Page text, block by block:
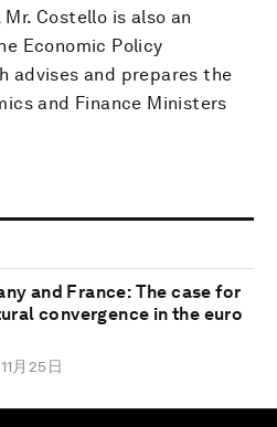
Costello is also an
Economic Policy
advises and prepares the
and Finance Ministers
and France: The case for
convergence in the euro
月25日